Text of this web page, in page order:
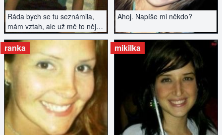
Ráda bych se tu seznámila,
mám vztah, ale už mě to nějak
nenaplňuje a chce to něco
nového...
Ahoj. Napíše mi někdo?
ranka
ZOBRAZIT INZERÁT
mikilka
ZOBRAZIT INZERÁT